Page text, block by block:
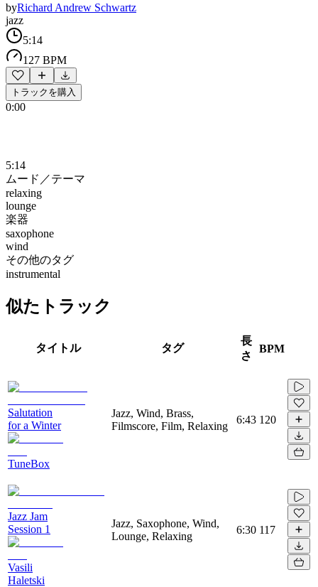
byRichard Andrew Schwartz
jazz
5:14
127 BPM
トラックを購入
0:00
5:14
ムード／テーマ
relaxing
lounge
楽器
saxophone
wind
その他のタグ
instrumental
似たトラック
タイトル タグ
長
さ
BPM
Salutation
for a Winter
TuneBox
Jazz, Wind, Brass,
Filmscore, Film, Relaxing
6:43 120
Jazz Jam
Session 1
Vasili
Haletski
Jazz, Saxophone, Wind,
Lounge, Relaxing
6:30 117